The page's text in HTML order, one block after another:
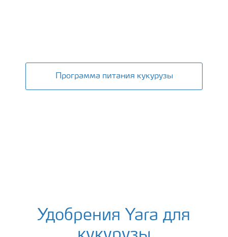
Программа питания кукурузы
Удобрения Yara для